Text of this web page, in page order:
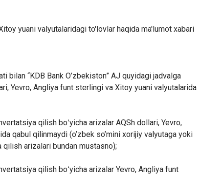
yuani valyutalaridagi to'lovlar haqida ma'lumot xabari
bilan “KDB Bank O’zbekiston” AJ quyidagi jadvalga
Yevro, Angliya funt sterlingi va Xitoy yuani valyutalarida
qilish boʻyicha arizalar AQSh dollari, Yevro,
qabul qilinmaydi (o’zbek so’mini xorijiy valyutaga yoki
qilish arizalari bundan mustasno);
qilish boʻyicha arizalar Yevro, Angliya funt